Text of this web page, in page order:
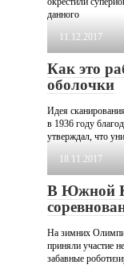
данного
11.12.2017
Как это
оболочки
Идея
в 1936 году
утверждал, что
18.11.2017
В Южной
На зимних
приняли участие
забавные